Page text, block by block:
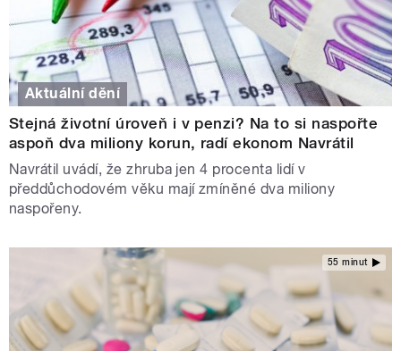
Aktuální dění
Stejná životní úroveň i v penzi? Na to si naspořte
aspoň dva miliony korun, radí ekonom Navrátil
Navrátil uvádí, že zhruba jen 4 procenta lidí v
předdůchodovém věku mají zmíněné dva miliony
naspořeny.
55 minut